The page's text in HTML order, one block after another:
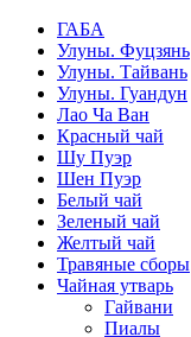
ГАБА
Улуны. Фуцзянь
Улуны. Тайвань
Улуны. Гуандун
Лао Ча Ван
Красный чай
Шу Пуэр
Шен Пуэр
Белый чай
Зеленый чай
Желтый чай
Травяные сборы
Чайная утварь
Гайвани
Пиалы